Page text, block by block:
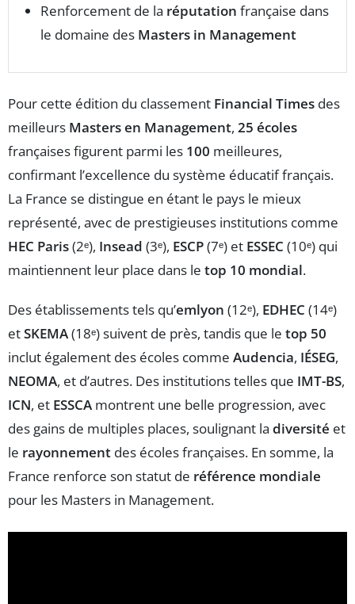
Renforcement de la réputation française dans
le domaine des Masters in Management
Pour cette édition du classement Financial Times des
meilleurs Masters en Management, 25 écoles
françaises figurent parmi les 100 meilleures,
confirmant l’excellence du système éducatif français.
La France se distingue en étant le pays le mieux
représenté, avec de prestigieuses institutions comme
HEC Paris(2ᵉ), Insead (3ᵉ), ESCP(7ᵉ) et ESSEC (10ᵉ) qui
maintiennent leur place dans le top 10 mondial.
Des établissements tels qu’emlyon (12ᵉ), EDHEC (14ᵉ)
etSKEMA(18ᵉ) suivent de près, tandis que le top 50
inclut également des écoles comme Audencia, IÉSEG,
NEOMA, et d’autres. Des institutions telles que IMT-BS,
ICN, et ESSCA montrent une belle progression, avec
des gains de multiples places, soulignant la diversité et
le rayonnement des écoles françaises. En somme, la
France renforce son statut de référence mondiale
pour les Masters in Management.